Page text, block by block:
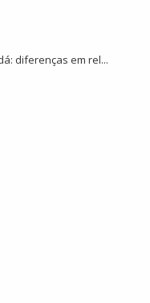
diferenças em rel...